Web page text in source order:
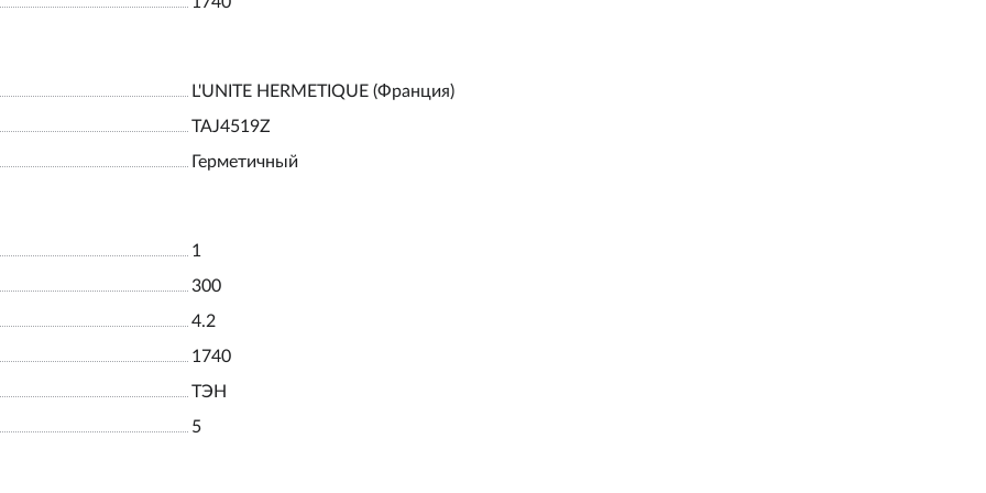
L'UNITE HERMETIQUE (Франция)
TAJ4519Z
Герметичный
1
300
4.2
1740
ТЭН
5